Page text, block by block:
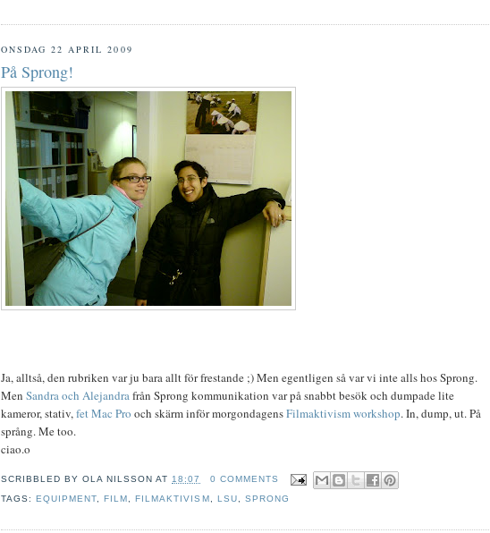
ONSDAG 22 APRIL 2009
På Sprong!
Ja, alltså, den rubriken var ju bara allt för frestande ;) Men egentligen så var vi inte alls hos Sprong.
Men Sandra och Alejandrafrån Sprong kommunikation var på snabbt besök och dumpade lite
kameror, stativ,fet Mac Pro och skärm inför morgondagensFilmaktivism workshop. In, dump, ut. På
språng. Me too.
ciao.o
SCRIBBLED BYOLA NILSSON AT18:07
0 COMMENTS
TAGS:EQUIPMENT ,FILM ,FILMAKTIVISM LSU SPRONG